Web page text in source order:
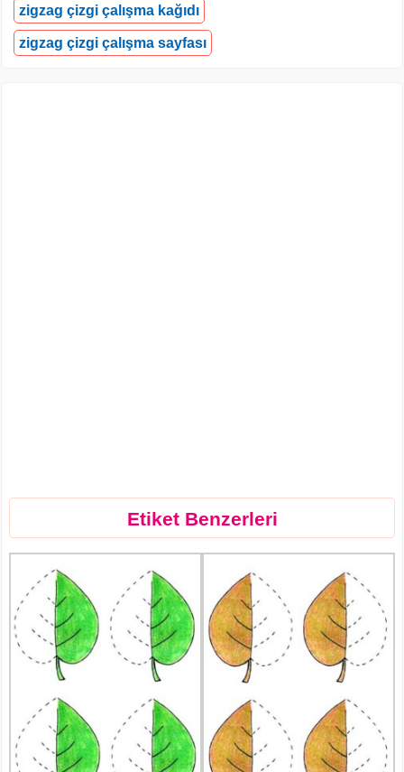
zigzag çizgi çalışma kağıdı
zigzag çizgi çalışma sayfası
Etiket Benzerleri